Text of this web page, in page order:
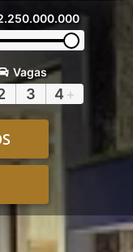
Vagas
3 4 +